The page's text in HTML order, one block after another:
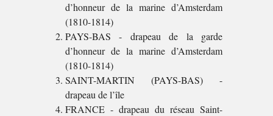
d’honneur de la marine d’Amsterdam
(1810-1814)
PAYS-BAS - drapeau de la garde
d’honneur de la marine d’Amsterdam
(1810-1814)
SAINT-MARTIN (PAYS-BAS) -
drapeau de l’île
FRANCE - drapeau du réseau Saint-